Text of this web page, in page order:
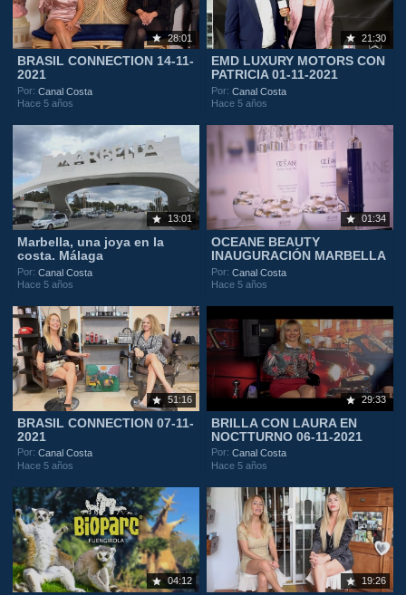
28:01
BRASIL CONNECTION 14-11-
2021
Por:Canal Costa
Hace 5 años
21:30
EMD LUXURY MOTORS CON
PATRICIA 01-11-2021
Por:Canal Costa
Hace 5 años
13:01
Marbella, una joya en la
costa. Málaga
Por:Canal Costa
Hace 5 años
01:34
OCEANE BEAUTY
INAUGURACIÓN MARBELLA
Por:Canal Costa
Hace 5 años
51:16
BRASIL CONNECTION 07-11-
2021
Por:Canal Costa
Hace 5 años
29:33
BRILLA CON LAURA EN
NOCTTURNO 06-11-2021
Por:Canal Costa
Hace 5 años
04:12 19:26